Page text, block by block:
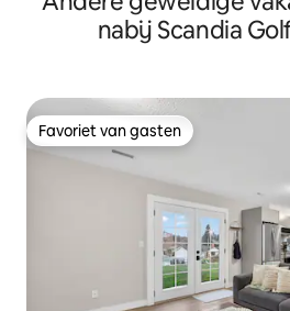
nabij Scandia
Favoriet van gasten
Favoriet van gasten